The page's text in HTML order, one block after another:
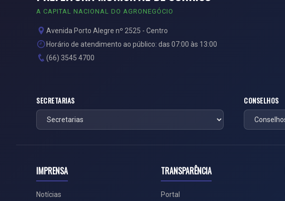
A CAPITAL NACIONAL DO AGRONEGÓCIO
Avenida Porto Alegre nº 2525 - Centro
Horário de atendimento ao público: das 07:00 às 13:00
(66) 3545 4700
SECRETARIAS CONSELHOS
IMPRENSA
Notícias
TRANSPARÊNCIA
Portal